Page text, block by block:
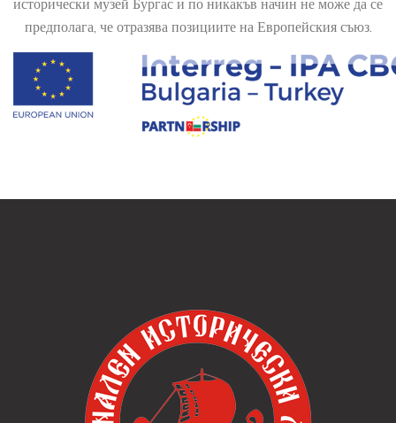
предполага, че отразява позициите на Европейския съюз.